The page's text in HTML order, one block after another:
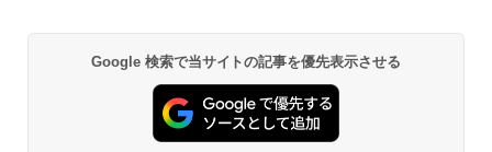
Google 検索で当サイトの記事を優先表示させる